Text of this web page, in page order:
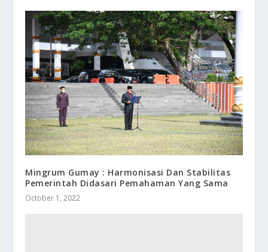
Mingrum Gumay : Harmonisasi Dan Stabilitas
Pemerintah Didasari Pemahaman Yang Sama
October 1, 2022